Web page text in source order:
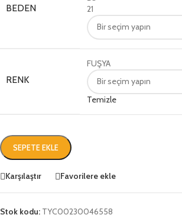
BEDEN
21
RENK
FUŞYA
Temizle
SEPETE EKLE
Karşılaştır Favorilere ekle
Stok kodu: TYC00230046558